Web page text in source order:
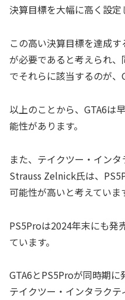
決算目標を大幅に高く設定
この高い決算目標を達成
が必要であると考えられ
でそれらに該当するのが、
以上のことから、GTA6は
能性があります。
また、テイクツー・イン
Strauss Zelnick氏は、
可能性が高いと考えていま
PS5Proは2024年末にも発
ています。
GTA6とPS5Proが同時期
テイクツー・インタラク